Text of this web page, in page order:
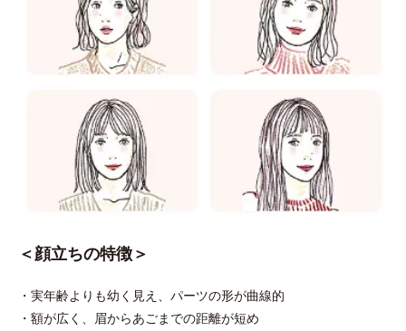
＜顔立ちの特徴＞
・実年齢よりも幼く見え、パーツの形が曲線的
・額が広く、眉からあごまでの距離が短め